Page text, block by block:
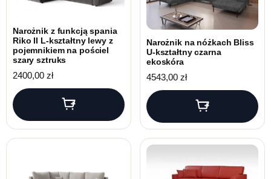
Narożnik z funkcją spania
Riko II L-kształtny lewy z
pojemnikiem na pościel
szary sztruks
2400,00 zł
Narożnik na nóżkach Bliss
U-kształtny czarna
ekoskóra
4543,00 zł